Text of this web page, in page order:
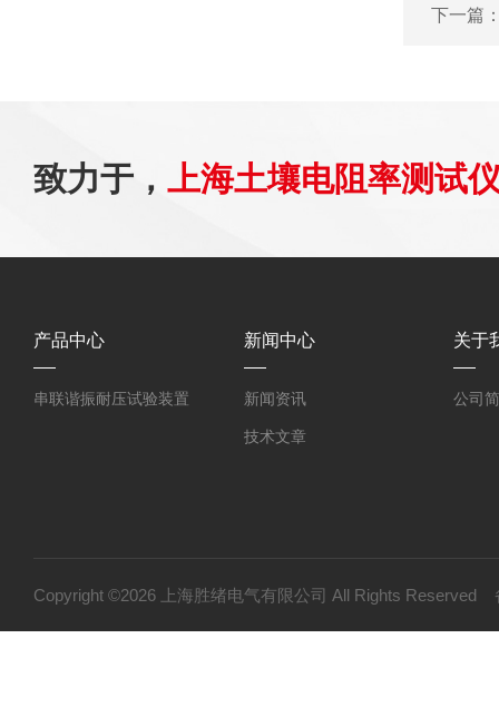
下一篇
致力于， 上海土壤电阻率测试
产品中心
串联谐振耐压试验装置
新闻中心
新闻资讯
技术文章
关于
公司
Copyright ©2026 上海胜绪电气有限公司 All Rights Reserved